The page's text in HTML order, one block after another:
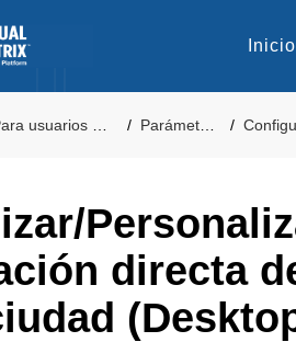
Inicio
usuarios de VM Desktop PMS Parámetros de Gestión Configuración -
directa